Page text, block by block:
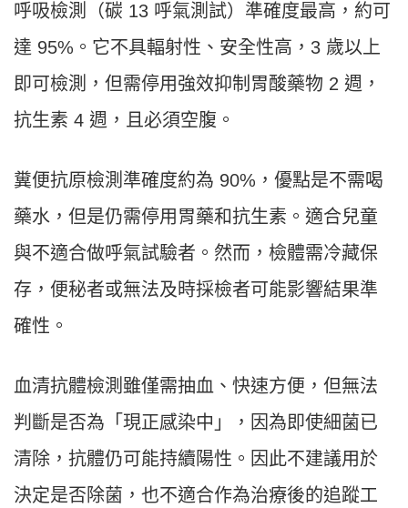
呼吸檢測（碳 13 呼氣測試）準確度最高，約可
達 95%。它不具輻射性、安全性高，3 歲以上
即可檢測，但需停用強效抑制胃酸藥物 2 週，
抗生素 4 週，且必須空腹。
糞便抗原檢測準確度約為 90%，優點是不需喝
藥水，但是仍需停用胃藥和抗生素。適合兒童
與不適合做呼氣試驗者。然而，檢體需冷藏保
存，便秘者或無法及時採檢者可能影響結果準
確性。
血清抗體檢測雖僅需抽血、快速方便，但無法
判斷是否為「現正感染中」，因為即使細菌已
清除，抗體仍可能持續陽性。因此不建議用於
決定是否除菌，也不適合作為治療後的追蹤工